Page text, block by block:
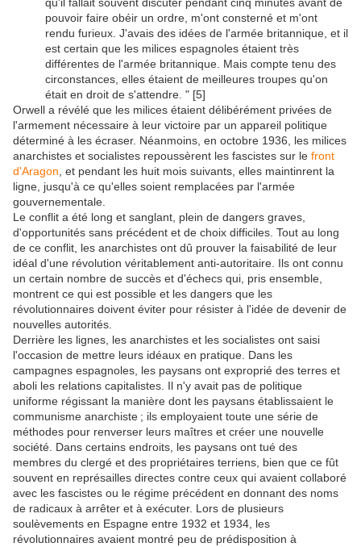
pouvoir faire obéir un ordre, m'ont consterné et m'ont
rendu furieux. J'avais des idées de l'armée britannique, et il
est certain que les milices espagnoles étaient très
différentes de l'armée britannique. Mais compte tenu des
circonstances, elles étaient de meilleures troupes qu'on
était en droit de s'attendre. " [5]
Orwell a révélé que les milices étaient délibérément privées de
l'armement nécessaire à leur victoire par un appareil politique
déterminé à les écraser. Néanmoins, en octobre 1936, les milices
anarchistes et socialistes repoussèrent les fascistes sur le front
d'Aragon , et pendant les huit mois suivants, elles maintinrent la
ligne, jusqu'à ce qu'elles soient remplacées par l'armée
gouvernementale.
Le conflit a été long et sanglant, plein de dangers graves,
d'opportunités sans précédent et de choix difficiles. Tout au long
de ce conflit, les anarchistes ont dû prouver la faisabilité de leur
idéal d'une révolution véritablement anti-autoritaire. Ils ont connu
un certain nombre de succès et d'échecs qui, pris ensemble,
montrent ce qui est possible et les dangers que les
révolutionnaires doivent éviter pour résister à l'idée de devenir de
nouvelles autorités.
Derrière les lignes, les anarchistes et les socialistes ont saisi
l'occasion de mettre leurs idéaux en pratique. Dans les
campagnes espagnoles, les paysans ont exproprié des terres et
aboli les relations capitalistes. Il n'y avait pas de politique
uniforme régissant la manière dont les paysans établissaient le
communisme anarchiste ; ils employaient toute une série de
méthodes pour renverser leurs maîtres et créer une nouvelle
société. Dans certains endroits, les paysans ont tué des
membres du clergé et des propriétaires terriens, bien que ce fût
souvent en représailles directes contre ceux qui avaient collaboré
avec les fascistes ou le régime précédent en donnant des noms
de radicaux à arrêter et à exécuter. Lors de plusieurs
soulèvements en Espagne entre 1932 et 1934, les
révolutionnaires avaient montré peu de prédisposition à